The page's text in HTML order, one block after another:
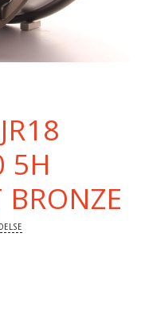
5H